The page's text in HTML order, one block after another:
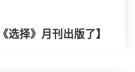
选择》月刊出版了】